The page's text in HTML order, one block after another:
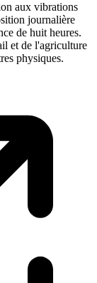
aux vibrations
journalière
de huit heures.
et de l'agriculture
physiques.